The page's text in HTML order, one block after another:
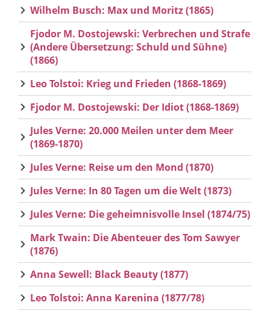
Wilhelm Busch: Max und Moritz (1865)
Fjodor M. Dostojewski: Verbrechen und Strafe
(Andere Übersetzung: Schuld und Sühne)
(1866)
Leo Tolstoi: Krieg und Frieden (1868-1869)
Fjodor M. Dostojewski: Der Idiot (1868-1869)
Jules Verne: 20.000 Meilen unter dem Meer
(1869-1870)
Jules Verne: Reise um den Mond (1870)
Jules Verne: In 80 Tagen um die Welt (1873)
Jules Verne: Die geheimnisvolle Insel (1874/75)
Mark Twain: Die Abenteuer des Tom Sawyer
(1876)
Anna Sewell: Black Beauty (1877)
Leo Tolstoi: Anna Karenina (1877/78)